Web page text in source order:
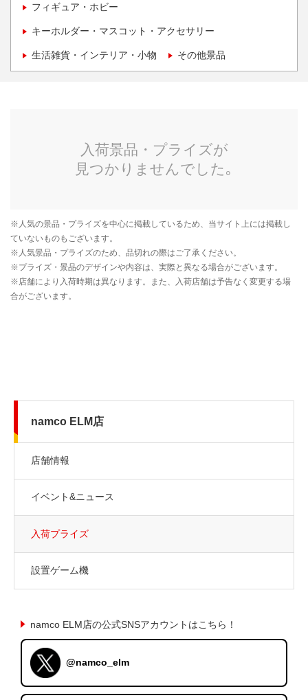
フィギュア・ホビー
キーホルダー・マスコット・アクセサリー
生活雑貨・インテリア・小物 その他景品
namco ELM店
店舗情報
イベント&ニュース
入荷プライズ
設置ゲーム機
namco ELM店の公式SNSアカウントはこちら！
@namco_elm